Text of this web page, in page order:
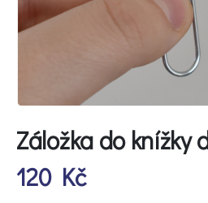
Záložka do knížky
120 Kč